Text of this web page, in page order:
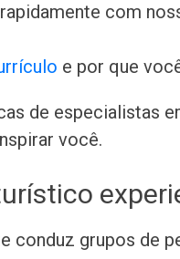
com
e por que
de especialistas
você.
conduz grupos de